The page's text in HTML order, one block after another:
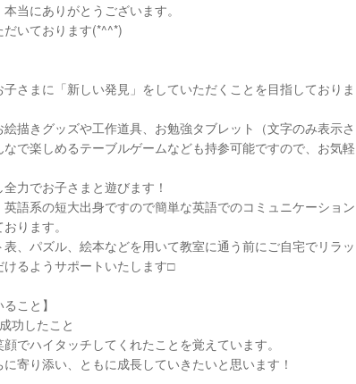
当にありがとうございます。
いております(*^^*)
さまに「新しい発見」をしていただくことを目指しておりま
描きグッズや工作道具、お勉強タブレット（文字のみ表示さ
で楽しめるテーブルゲームなども持参可能ですので、お気軽
力でお子さまと遊びます！
語系の短大出身ですので簡単な英語でのコミュニケーション
ります。
、パズル、絵本などを用いて教室に通う前にご自宅でリラッ
るようサポートいたします□︎
こと】
功したこと
でハイタッチしてくれたことを覚えています。
寄り添い、ともに成長していきたいと思います！